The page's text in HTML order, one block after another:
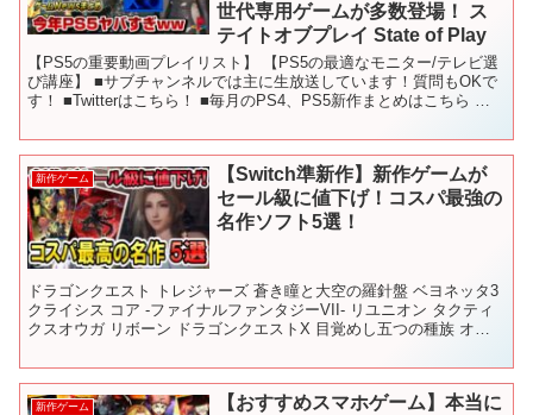
世代専用ゲームが多数登場！ ス
テイトオブプレイ State of Play
【PS5の重要動画プレイリスト】 【PS5の最適なモニター/テレビ選
び講座】 ■サブチャンネルでは主に生放送しています！質問もOKで
す！ ■Twitterはこちら！ ■毎月のPS4、PS5新作まとめはこちら 〇
新作ゲーム
【Switch準新作】新作ゲームが
セール級に値下げ！コスパ最強の
名作ソフト5選！
ドラゴンクエスト トレジャーズ 蒼き瞳と大空の羅針盤 ベヨネッタ3
クライシス コア -ファイナルファンタジーVII- リユニオン タクティ
クスオウガ リボーン ドラゴンクエストX 目覚めし五つの種族 オフ
新作ゲーム
【おすすめスマホゲーム】本当に